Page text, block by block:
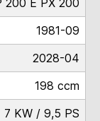
200 E PX 200
1981-09
2028-04
198 ccm
7 KW / 9,5 PS